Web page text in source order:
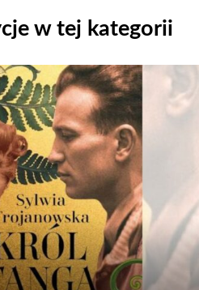
w tej kategorii